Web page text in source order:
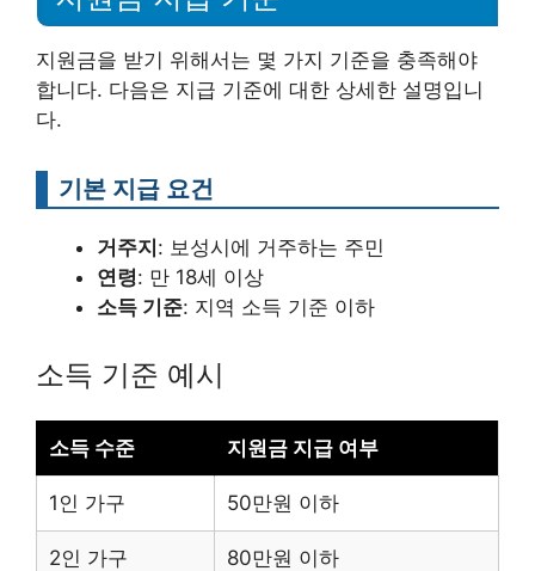
지원금을 받기 위해서는 몇 가지 기준을 충족해야
합니다. 다음은 지급 기준에 대한 상세한 설명입니
다.
기본 지급 요건
거주지 : 보성시에 거주하는 주민
연령: 만 18세 이상
소득 기준: 지역 소득 기준 이하
소득 기준 예시
소득 수준 지원금 지급 여부
1인 가구 50만원 이하
2인 가구 80만원 이하